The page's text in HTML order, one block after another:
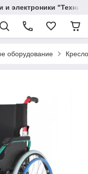
и электроники
оборудование